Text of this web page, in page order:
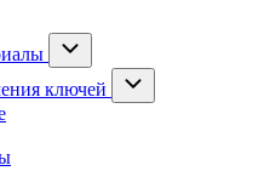
ключей